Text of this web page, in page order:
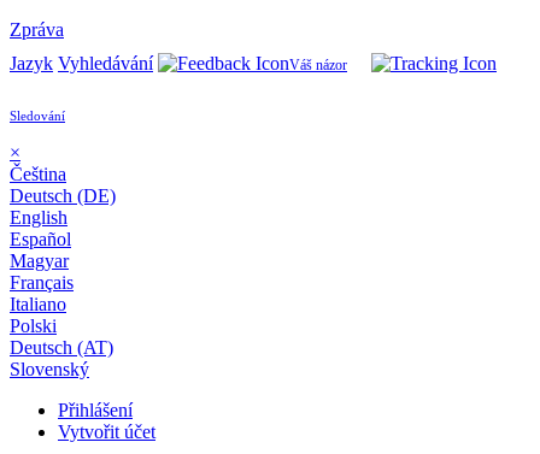
Zpráva
Jazyk Vyhledávání Váš názor
Sledování
×
Čeština
Deutsch (DE)
English
Español
Magyar
Français
Italiano
Polski
Deutsch (AT)
Slovenský
Přihlášení
Vytvořit účet